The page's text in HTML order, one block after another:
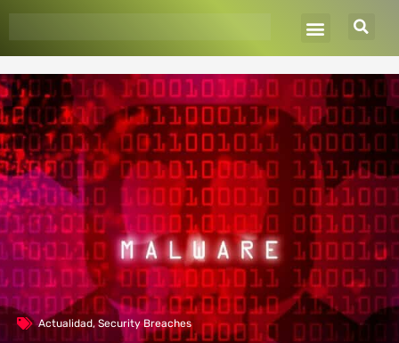
Actualidad,Security Breaches